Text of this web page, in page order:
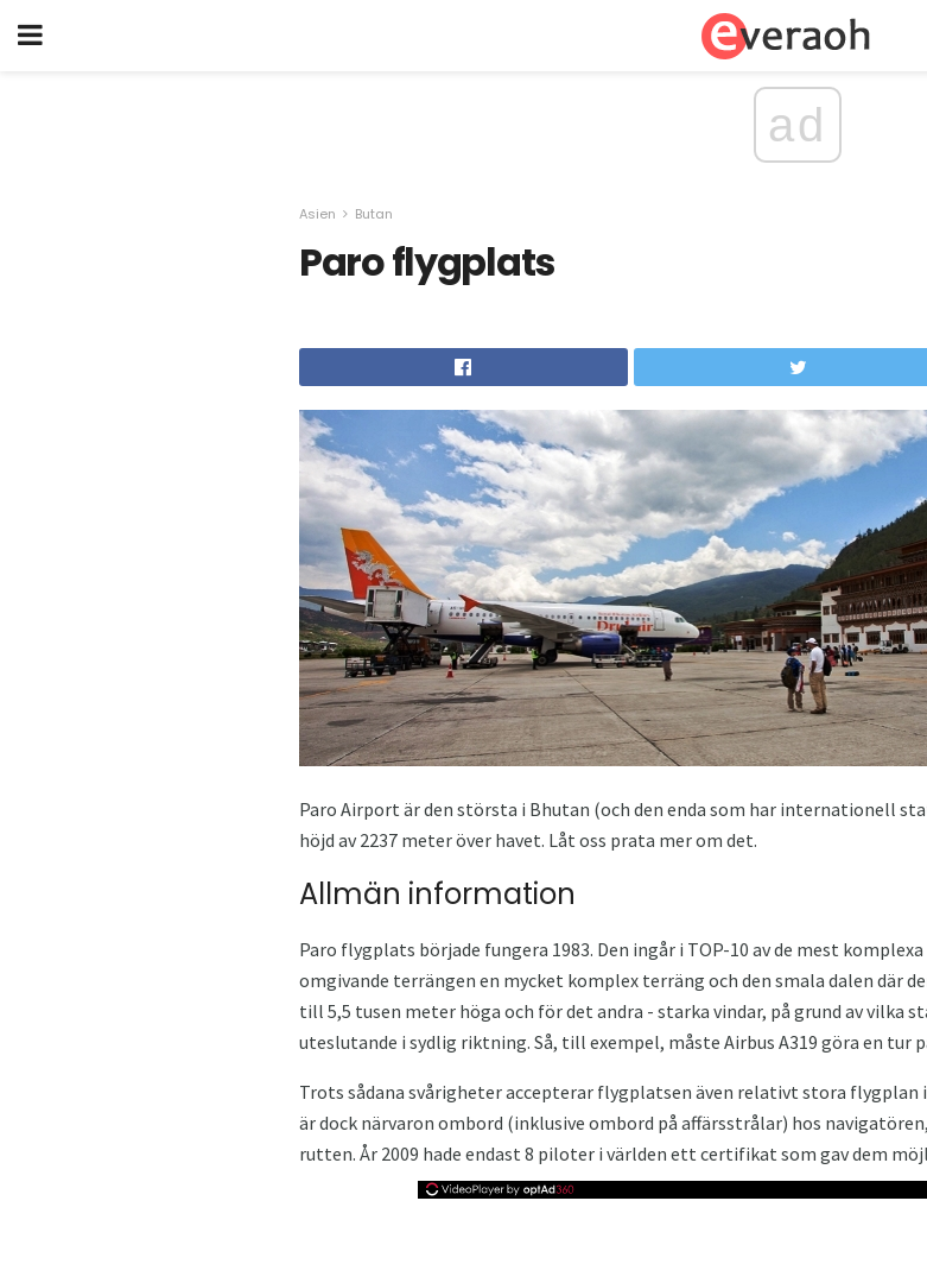
ad
Asien Butan
Paro flygplats
Paro Airport är den största i Bhutan (och den enda som har internationell
höjd av 2237 meter över havet. Låt oss prata mer om det.
Allmän information
Paro flygplats började fungera 1983. Den ingår i TOP-10 av de mest
omgivande terrängen en mycket komplex terräng och den smala dalen där
till 5,5 tusen meter höga och för det andra - starka vindar, på grund av vilka
uteslutande i sydlig riktning. Så, till exempel, måste Airbus A319 göra en tur
Trots sådana svårigheter accepterar flygplatsen även relativt stora flygplan
är dock närvaron ombord (inklusive ombord på affärsstrålar) hos
rutten. År 2009 hade endast 8 piloter i världen ett certifikat som gav dem